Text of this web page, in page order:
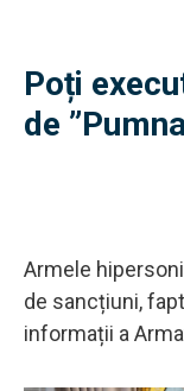
Poți
de
Armele
de sancțiuni,
informații a